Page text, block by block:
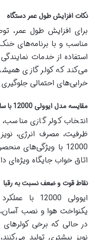
نکات افزایش طول عمر دستگاه
برای افزایش طول عمر،
مناسب و با برنامه‌های
استفاده از خدمات
می‌کند که کولر گازی
خرابی‌های احتمالی
مقایسه مدل ایوولی 12000 با سایر کولرهای اتاق خواب
انتخاب کولر گازی
ظرفیت، مصرف انرژی،
12000 با ویژگی‌های
اتاق خواب جایگاه ویژه‌ای
نقاط قوت و ضعف نسبت به رقبا
ایوولی
یکنواخت هوا و نصب آسان،
در حالی که برخی کولرهای
نویز بیشتری تولید